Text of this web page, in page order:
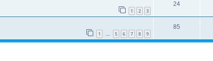
1 2 3
24
1 … 5 6 7 8 9
85